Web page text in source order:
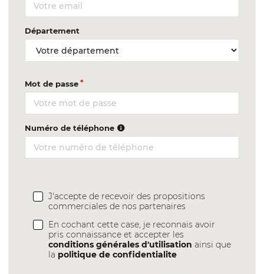
Département
Mot de passe
Numéro de téléphone
J'accepte de recevoir des propositions
commerciales de nos partenaires
En cochant cette case, je reconnais avoir
pris connaissance et accepter les
conditions générales d'utilisation ainsi que
la politique de confidentialite